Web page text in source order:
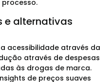
e alternativas
acessibilidade através da
através de despesas
às drogas de marca.
de preços suaves